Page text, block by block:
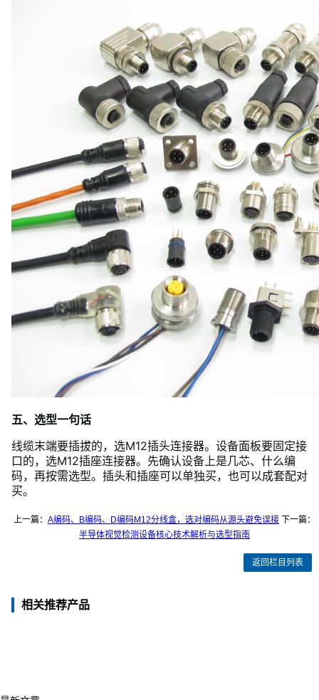
五、选型一句话
线缆末端要插拔的，选M12插头连接器。设备面板要固定接
口的，选M12插座连接器。先确认设备上是几芯、什么编
码，再按需选型。插头和插座可以单独买，也可以成套配对
买。
上一篇：A编码、B编码、D编码M12分线盒，选对编码从源头避免误接 下一篇：
半导体视觉检测设备核心技术解析与选型指南
返回栏目列表
相关推荐产品